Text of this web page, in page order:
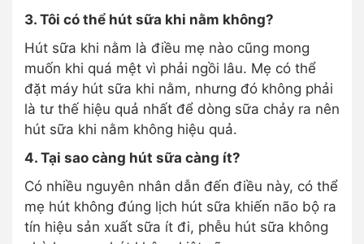
3. Tôi có thể hút sữa khi nằm không?
Hút sữa khi nằm là điều mẹ nào cũng mong
muốn khi quá mệt vì phải ngồi lâu. Mẹ có thể
đặt máy hút sữa khi nằm, nhưng đó không phải
là tư thế hiệu quả nhất để dòng sữa chảy ra nên
hút sữa khi nằm không hiệu quả.
4. Tại sao càng hút sữa càng ít?
Có nhiều nguyên nhân dẫn đến điều này, có thể
mẹ hút không đúng lịch hút sữa khiến não bộ ra
tín hiệu sản xuất sữa ít đi, phễu hút sữa không